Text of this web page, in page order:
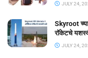
JULY 24,
Skyroot च्या
रॉकेटचे
JULY 24,